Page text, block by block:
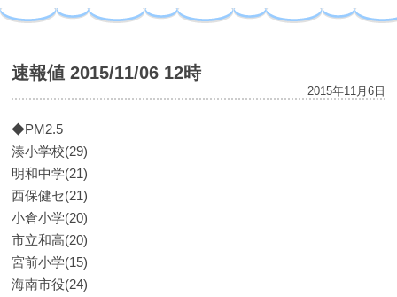
速報値 2015/11/06 12時
2015年11月6日
◆PM2.5
湊小学校(29)
明和中学(21)
西保健セ(21)
小倉小学(20)
市立和高(20)
宮前小学(15)
海南市役(24)